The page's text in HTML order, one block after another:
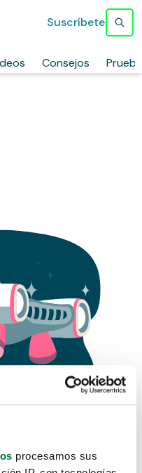
procesamos sus
Consejos
Suscríbete